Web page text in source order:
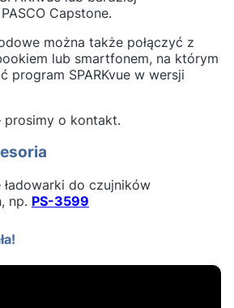
Capstone.
można także połączyć z
lub smartfonem, na którym
program SPARKvue w wersji
prosimy o kontakt.
do czujników
np. PS-3599